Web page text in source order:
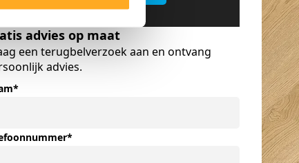
advies op maat
een terugbelverzoek aan en ontvang
advies.
*
*